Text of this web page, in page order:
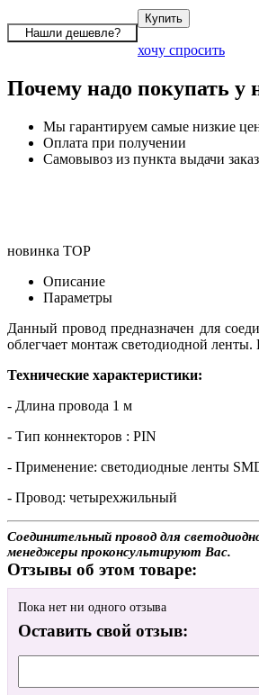
хочу спросить
Почему надо покупать у
Мы гарантируем самые низкие
Оплата при получении
Самовывоз из пункта выдачи
новинка TOP
Описание
Параметры
Данный провод предназначен для
облегчает монтаж светодиодной
Технические характеристики:
- Длина провода 1 м
- Тип коннекторов : PIN
- Применение: светодиодные ленты
- Провод: четырехжильный
Соединительный провод для
менеджеры проконсультируют Вас.
Отзывы об этом товаре:
Пока нет ни одного отзыва
Оставить свой отзыв: